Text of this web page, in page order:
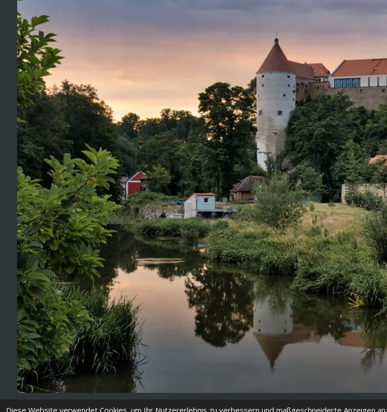
Diese Website verwendet Cookies, um Ihr Nutzererlebnis zu verbessern und maßgeschneiderte Anzeigen